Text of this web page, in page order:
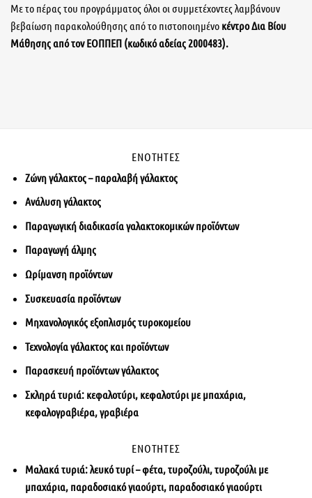
Με το πέρας του προγράμματος όλοι οι συμμετέχοντες λαμβάνουν
βεβαίωση παρακολούθησης από το πιστοποιημένο κέντρο Δια Βίου
Μάθησης από τον ΕΟΠΠΕΠ (κωδικό αδείας 2000483).
ΕΝΟΤΗΤΕΣ
Ζώνη γάλακτος – παραλαβή γάλακτος
Ανάλυση γάλακτος
Παραγωγική διαδικασία γαλακτοκομικών προϊόντων
Παραγωγή άλμης
Ωρίμανση προϊόντων
Συσκευασία προϊόντων
Μηχανολογικός εξοπλισμός τυροκομείου
Τεχνολογία γάλακτος και προϊόντων
Παρασκευή προϊόντων γάλακτος
Σκληρά τυριά: κεφαλοτύρι, κεφαλοτύρι με μπαχάρια,
κεφαλογραβιέρα, γραβιέρα
ΕΝΟΤΗΤΕΣ
Μαλακά τυριά: λευκό τυρί – φέτα, τυροζούλι, τυροζούλι με
μπαχάρια, παραδοσιακό γιαούρτι, παραδοσιακό γιαούρτι